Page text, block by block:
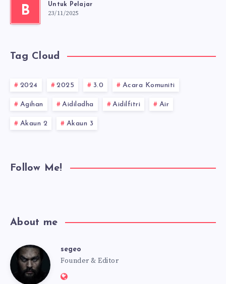
B
Untuk Pelajar
23/11/2025
Tag Cloud
2024 2025 3.0 Acara Komuniti
Agihan Aidiladha Aidilfitri Air
Akaun 2 Akaun 3
Follow Me!
About me
segeo segeo
Founder & Editor
Website: